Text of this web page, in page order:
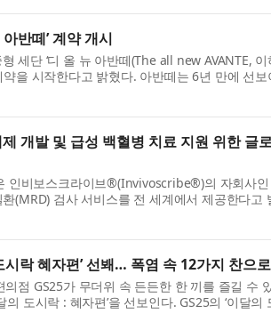
반떼’ 계약 개시
세단 ‘디 올 뉴 아반떼(The all new AVANTE,
약을 시작한다고 밝혔다. 아반떼는 6년 만에 선
완성한 파격적인 디자...
개발 및 급성 백혈병 치료 지원 위한 글
인비보스크라이브®(Invivoscribe®)의 자회사
(MRD) 검사 서비스를 전 세계에서 제공한다고
의 글로벌 검사실 네트워크를 통해 의료진, 임...
락 혜자편’ 선봬… 폭염 속 12가지 찬으
의점 GS25가 무더위 속 든든한 한 끼를 즐길 수
의 도시락 : 혜자편’을 선보인다. GS25의 ‘이달
보이고 해당 월에만 ...